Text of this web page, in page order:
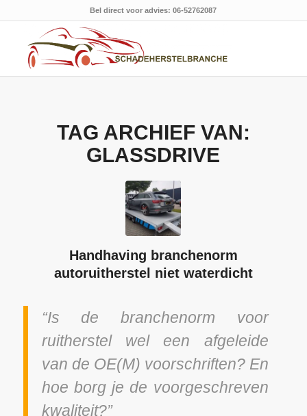
Bel direct voor advies: 06-52762087
TAG ARCHIEF VAN:
GLASSDRIVE
Handhaving branchenorm
autoruitherstel niet waterdicht
“Is de branchenorm voor
ruitherstel wel een afgeleide
van de OE(M) voorschriften? En
hoe borg je de voorgeschreven
kwaliteit?”